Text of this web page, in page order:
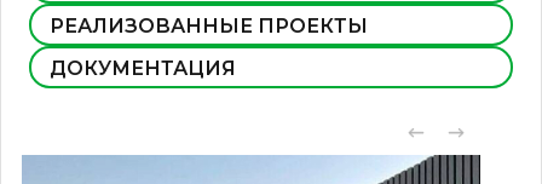
РЕАЛИЗОВАННЫЕ ПРОЕКТЫ
ДОКУМЕНТАЦИЯ